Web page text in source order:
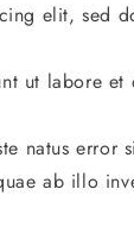
elit, sed
ut labore et
natus error
ab illo